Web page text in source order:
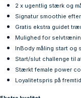
2 x ugentlig stærk og
Signatur smoothie
Gratis ekstra guidet
Mulighed for
InBody måling start og
Start/slut challenge til
Stærkt female power
Loyalitetspris på